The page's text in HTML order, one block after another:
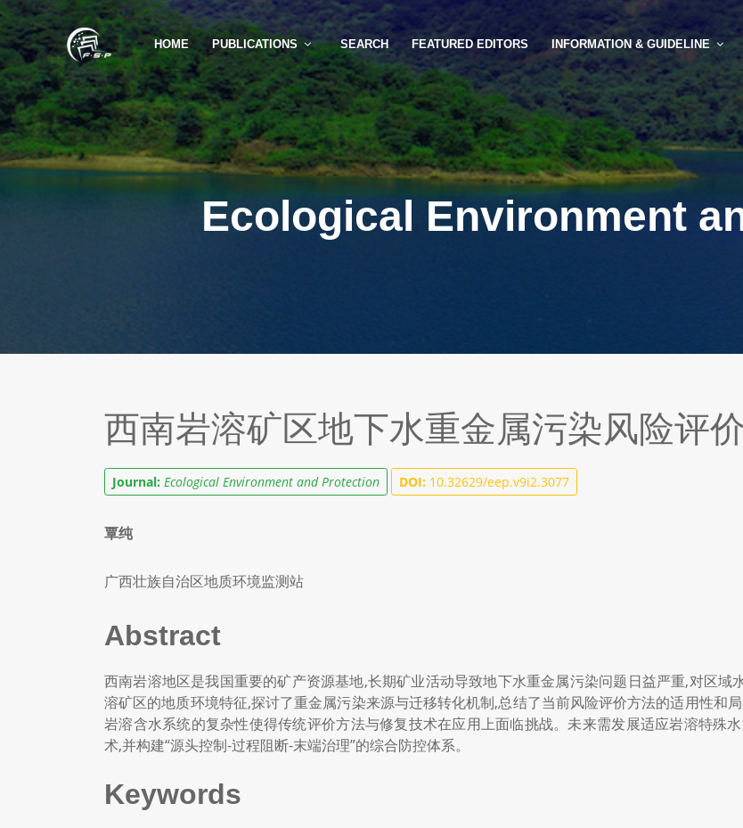
HOME PUBLICATIONS SEARCH FEATURED EDITORS INFORMATION & GUIDELINE
Ecological Environment
西南岩溶矿区地下水重金属污染风险评
Journal: Ecological Environment and Protection DOI: 10.32629/eep.v9i2.3077
覃纯
广西壮族自治区地质环境监测站
Abstract
西南岩溶地区是我国重要的矿产资源基地,长期矿业活动导致地下水重金属污染问题日益严重,对区
溶矿区的地质环境特征,探讨了重金属污染来源与迁移转化机制,总结了当前风险评价方法的适用性和
岩溶含水系统的复杂性使得传统评价方法与修复技术在应用上面临挑战。未来需发展适应岩溶特殊
术,并构建“源头控制-过程阻断-末端治理”的综合防控体系。
Keywords